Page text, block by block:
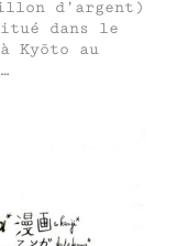
d’argent)
dans le
Kyōto au